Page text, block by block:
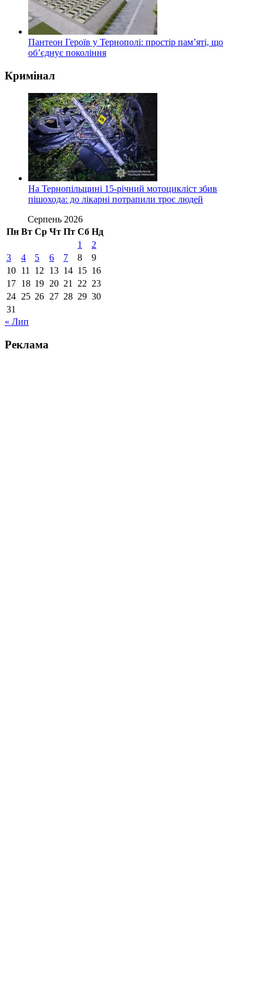
Пантеон Героїв у Тернополі: простір пам’яті, що
об’єднує покоління
Кримінал
На Тернопільщині 15-річний мотоцикліст збив
пішохода: до лікарні потрапили троє людей
Серпень 2026
Пн Вт Ср Чт Пт Сб Нд
1
2
3
4 5 6 7 8
9
10 11 12 13 14 15 16
17 18 19 20 21 22 23
24 25 26 27 28 29 30
31
« Лип
Реклама